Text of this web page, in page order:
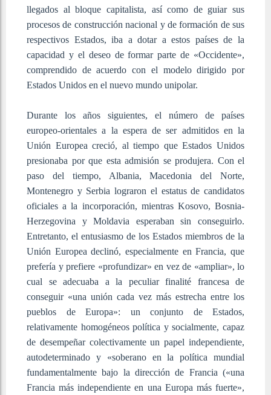
llegados al bloque capitalista, así como de guiar sus
procesos de construcción nacional y de formación de sus
respectivos Estados, iba a dotar a estos países de la
capacidad y el deseo de formar parte de «Occidente»,
comprendido de acuerdo con el modelo dirigido por
Estados Unidos en el nuevo mundo unipolar.
Durante los años siguientes, el número de países
europeo-orientales a la espera de ser admitidos en la
Unión Europea creció, al tiempo que Estados Unidos
presionaba por que esta admisión se produjera. Con el
paso del tiempo, Albania, Macedonia del Norte,
Montenegro y Serbia lograron el estatus de candidatos
oficiales a la incorporación, mientras Kosovo, Bosnia-
Herzegovina y Moldavia esperaban sin conseguirlo.
Entretanto, el entusiasmo de los Estados miembros de la
Unión Europea declinó, especialmente en Francia, que
prefería y prefiere «profundizar» en vez de «ampliar», lo
cual se adecuaba a la peculiar finalité francesa de
conseguir «una unión cada vez más estrecha entre los
pueblos de Europa»: un conjunto de Estados,
relativamente homogéneos política y socialmente, capaz
de desempeñar colectivamente un papel independiente,
autodeterminado y «soberano en la política mundial
fundamentalmente bajo la dirección de Francia («una
Francia más independiente en una Europa más fuerte»,